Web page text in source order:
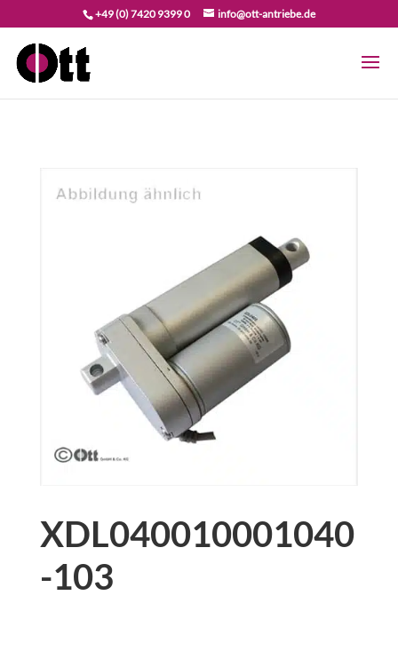
+49 (0) 7420 9399 0 info@ott-antriebe.de
XDL040010001040
-103